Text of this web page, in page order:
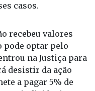
casos.
recebeu valores
pode optar pelo
na Justiça para
desistir da ação
a pagar 5% de